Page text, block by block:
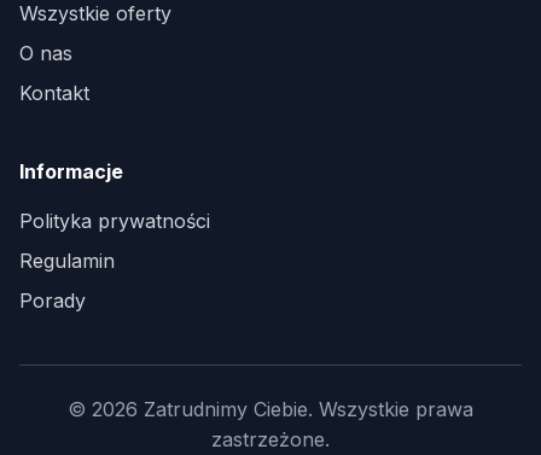
Wszystkie oferty
O nas
Kontakt
Informacje
Polityka prywatności
Regulamin
Porady
© 2026 Zatrudnimy Ciebie. Wszystkie prawa
zastrzeżone.